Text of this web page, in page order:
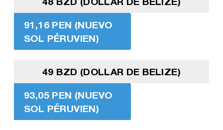
91,16 PEN (NUEVO
SOL PÉRUVIEN)
49 BZD (DOLLAR DE BELIZE)
93,05 PEN (NUEVO
SOL PÉRUVIEN)